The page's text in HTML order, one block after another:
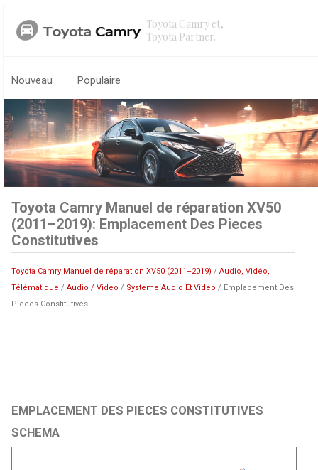
Toyota Camry et,
Toyota Partner.
Nouveau Populaire
Toyota Camry Manuel de réparation XV50
(2011–2019): Emplacement Des Pieces
Constitutives
Toyota Camry Manuel de réparation XV50 (2011–2019) /Audio, Vidéo,
Télématique /Audio / Video / Systeme Audio Et Video / Emplacement Des
Pieces Constitutives
EMPLACEMENT DES PIECES CONSTITUTIVES
SCHEMA